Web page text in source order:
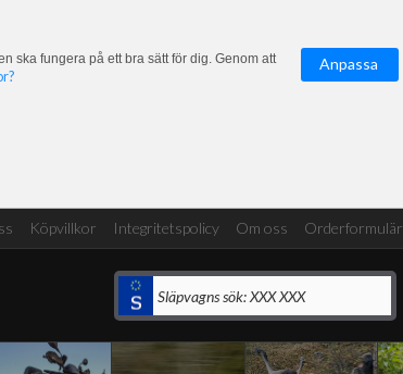
ska fungera på ett bra sätt för dig. Genom att
Anpassa
Köpvillkor Integritetspolicy Om oss Orderformulär